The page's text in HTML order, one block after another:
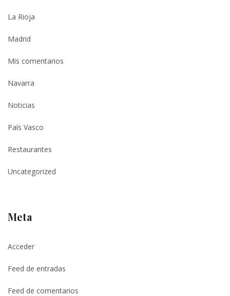
La Rioja
Madrid
Mis comentarios
Navarra
Noticias
País Vasco
Restaurantes
Uncategorized
Meta
Acceder
Feed de entradas
Feed de comentarios